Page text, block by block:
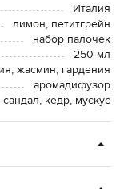
Италия
лимон, петитгрейн
набор палочек
250 мл
жасмин, гардения
аромадифузор
кедр, мускус